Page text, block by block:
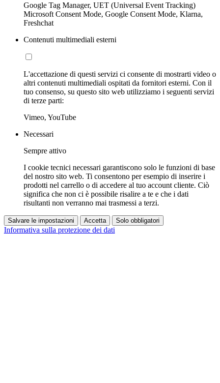
Google Tag Manager, UET (Universal Event Tracking)
Microsoft Consent Mode, Google Consent Mode, Klarna,
Freshchat
Contenuti multimediali esterni
L'accettazione di questi servizi ci consente di mostrarti video o
altri contenuti multimediali ospitati da fornitori esterni. Con il
tuo consenso, su questo sito web utilizziamo i seguenti servizi
di terze parti:
Vimeo, YouTube
Necessari
Sempre attivo
I cookie tecnici necessari garantiscono solo le funzioni di base
del nostro sito web. Ti consentono per esempio di inserire i
prodotti nel carrello o di accedere al tuo account cliente. Ciò
significa che non ci è possibile risalire a te e che i dati
risultanti non verranno mai trasmessi a terzi.
Salvare le impostazioni Accetta Solo obbligatori
Informativa sulla protezione dei dati